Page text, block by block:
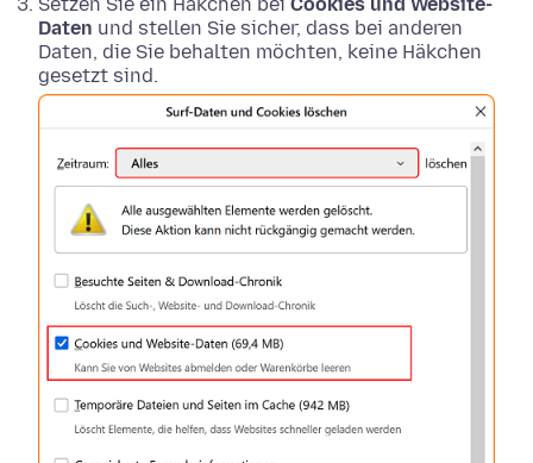
Daten und stellen Sie sicher, dass bei anderen
Daten, die Sie behalten möchten, keine Häkchen
gesetzt sind.